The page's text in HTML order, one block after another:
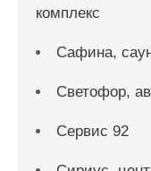
комплекс
Сафина,
Светофор,
Сервис 92